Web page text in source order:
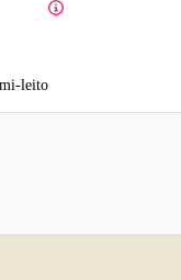
leito